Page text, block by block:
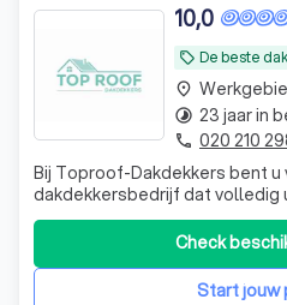
Waarom een
Grafhorst?
Welke diensten biedt
Hoe vind je een
Grafhorst?
local_offer De beste
10,0
Bij Toproof-Dakdekkers bent u
dakdekkersbedrijf dat volledig
bestaat uit gedreven en
een schat aan ervaring en een
enthousiasme. Wat ons
passie voor het vak, maar ook
Start jouw
Check
place
timelapse 23 jaar in
phone 020 210